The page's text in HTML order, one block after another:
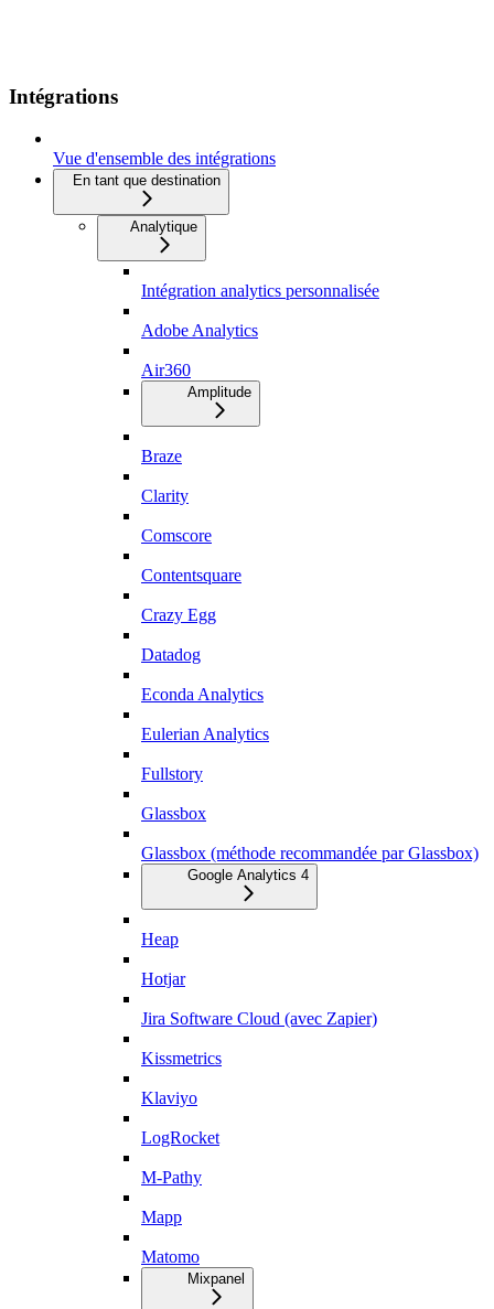
Intégrations
Vue d'ensemble des intégrations
En tant que destination
Analytique
Intégration analytics personnalisée
Adobe Analytics
Air360
Amplitude
Braze
Clarity
Comscore
Contentsquare
Crazy Egg
Datadog
Econda Analytics
Eulerian Analytics
Fullstory
Glassbox
Glassbox (méthode recommandée par Glassbox)
Google Analytics 4
Heap
Hotjar
Jira Software Cloud (avec Zapier)
Kissmetrics
Klaviyo
LogRocket
M-Pathy
Mapp
Matomo
Mixpanel